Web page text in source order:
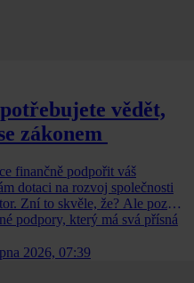
vědět,
zákonem
finančně podpořit váš
dotaci na rozvoj společnosti
Zní to skvěle, že? Ale pozor
podpory, který má svá přísná
2026, 07:39